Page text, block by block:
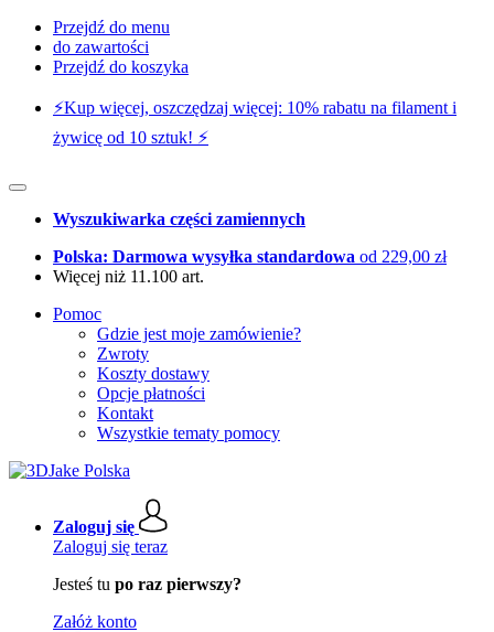
Przejdź do menu
do zawartości
Przejdź do koszyka
⚡️Kup więcej, oszczędzaj więcej: 10% rabatu na filament i
żywicę od 10 sztuk! ⚡️
Wyszukiwarka części zamiennych
Polska: Darmowa wysyłka standardowa od 229,00 zł
Więcej niż 11.100 art.
Pomoc
Gdzie jest moje zamówienie?
Zwroty
Koszty dostawy
Opcje płatności
Kontakt
Wszystkie tematy pomocy
Zaloguj się
Zaloguj się teraz
Jesteś tu po raz pierwszy?
Załóż konto